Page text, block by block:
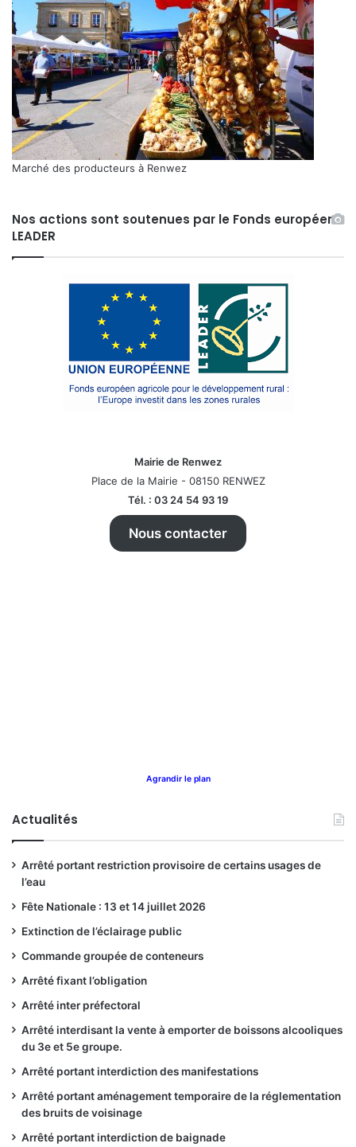
Marché des producteurs à Renwez
Nos actions sont soutenues par le Fonds européen
LEADER
Mairie de Renwez
Place de la Mairie - 08150 RENWEZ
Tél. : 03 24 54 93 19
Nous contacter
Agrandir le plan
Actualités
Arrêté portant restriction provisoire de certains usages de
l’eau
Fête Nationale : 13 et 14 juillet 2026
Extinction de l’éclairage public
Commande groupée de conteneurs
Arrêté fixant l’obligation
Arrêté inter préfectoral
Arrêté interdisant la vente à emporter de boissons alcooliques
du 3e et 5e groupe.
Arrêté portant interdiction des manifestations
Arrêté portant aménagement temporaire de la réglementation
des bruits de voisinage
Arrêté portant interdiction de baignade